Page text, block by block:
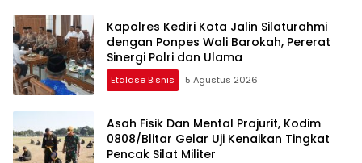
Kapolres Kediri Kota Jalin Silaturahmi
dengan Ponpes Wali Barokah, Pererat
Sinergi Polri dan Ulama
Etalase Bisnis 5 Agustus 2026
Asah Fisik Dan Mental Prajurit, Kodim
0808/Blitar Gelar Uji Kenaikan Tingkat
Pencak Silat Militer